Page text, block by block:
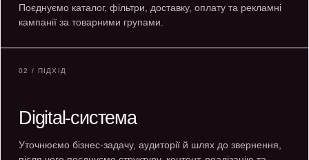
Поєднуємо каталог, фільтри, доставку, оплату та рекламні
кампанії за товарними групами.
02 / ПІДХІД
Digital-система
Уточнюємо бізнес-задачу, аудиторії й шлях до звернення,